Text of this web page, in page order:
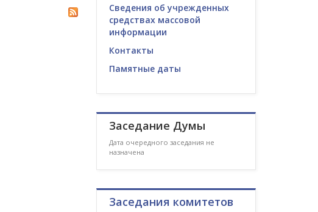
Сведения об учрежденных
средствах массовой
информации
Контакты
Памятные даты
Заседание Думы
Дата очередного заседания не
назначена
Заседания комитетов